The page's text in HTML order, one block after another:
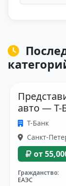
авто — Т-
Т-Банк
Санкт-
от
Гражданство:
ЕАЭС